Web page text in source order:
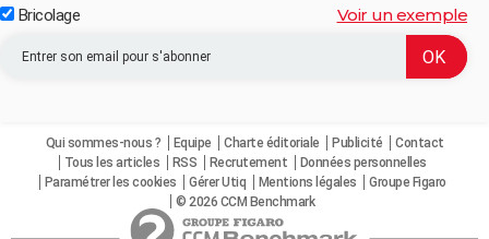
Bricolage Voir un exemple
Qui sommes-nous ? Equipe Charte éditoriale Publicité
Contact
Tous les articles
RSS Recrutement
Données personnelles
Paramétrer les cookies
Gérer Utiq Mentions légales
Groupe Figaro
© 2026 CCM Benchmark